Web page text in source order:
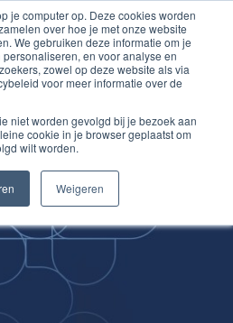
je computer op. Deze cookies worden
over hoe je met onze website
We gebruiken deze informatie om je
en voor analyse en
zowel op deze website als via
voor meer informatie over de
niet worden gevolgd bij je bezoek aan
cookie in je browser geplaatst om
wilt worden.
Weigeren
Inloggen account